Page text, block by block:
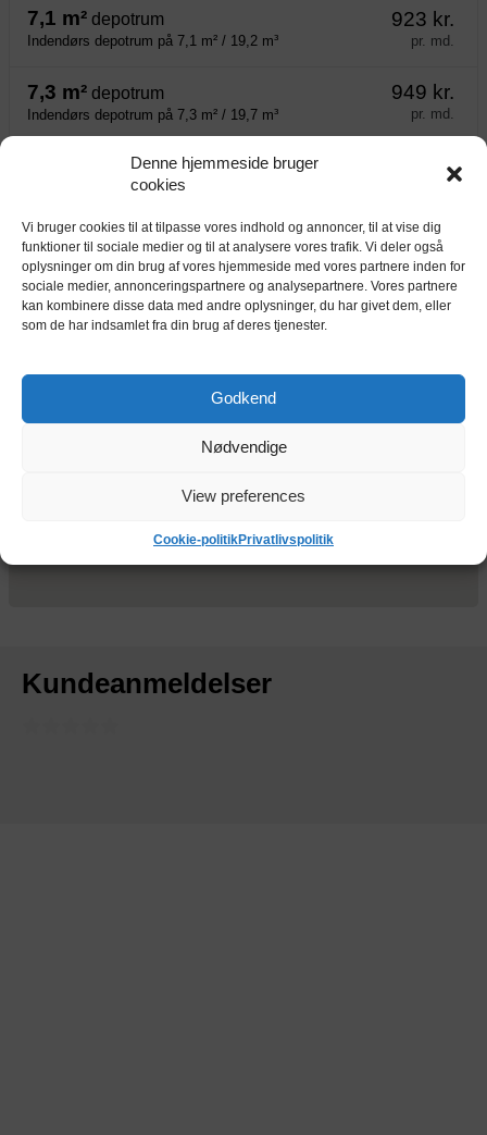
Denne hjemmeside bruger
cookies
Vi bruger cookies til at tilpasse vores indhold og annoncer, til at vise dig
funktioner til sociale medier og til at analysere vores trafik. Vi deler også
oplysninger om din brug af vores hjemmeside med vores partnere inden for
sociale medier, annonceringspartnere og analysepartnere. Vores partnere
kan kombinere disse data med andre oplysninger, du har givet dem, eller
som de har indsamlet fra din brug af deres tjenester.
Godkend
Nødvendige
View preferences
Cookie-politikPrivatlivspolitik
7,1 m² depotrum
Indendørs depotrum på 7,1 m² / 19,2 m³
923 kr.
pr. md.
7,3 m² depotrum
Indendørs depotrum på 7,3 m² / 19,7 m³
949 kr.
pr. md.
depotrum
Indendørs depotrum på 7,4 m² / 20,0 m³
962 kr.
8 m²depotrum
Indendørs depotrum på 8 m² / 21,6 m³
1040 kr.
pr. md.
Kort
Kundeanmeldelser